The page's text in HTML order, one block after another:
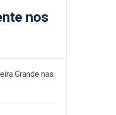
nos
Grande nas